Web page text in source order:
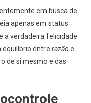
em busca de
apenas em status
a verdadeira felicidade
equilíbrio entre razão e
de si mesmo e das